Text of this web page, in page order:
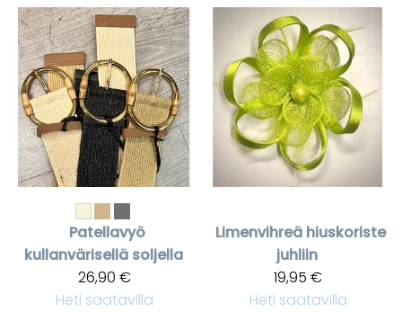
Patellavyö
kullanvärisellä soljella
26,90 €
Heti saatavilla
Limenvihreä hiuskoriste
juhliin
19,95 €
Heti saatavilla